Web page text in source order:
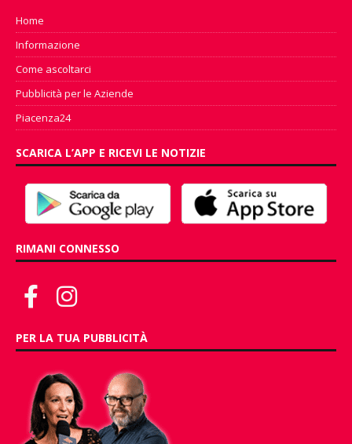
Home
Informazione
Come ascoltarci
Pubblicità per le Aziende
Piacenza24
SCARICA L’APP E RICEVI LE NOTIZIE
RIMANI CONNESSO
PER LA TUA PUBBLICITÀ